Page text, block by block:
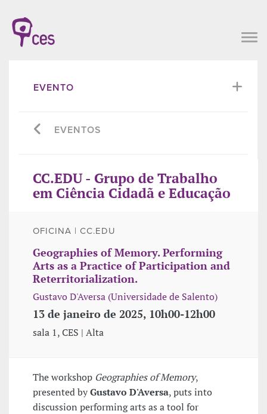
EVENTO
EVENTOS
CC.EDU - Grupo de Trabalho
em Ciência Cidadã e Educação
OFICINA | CC.EDU
Geographies of Memory. Performing
Arts as a Practice of Participation and
Reterritorialization.
Gustavo D'Aversa (Universidade de Salento)
13 de janeiro de 2025, 10h00-12h00
sala 1, CES | Alta
The workshop Geographies of Memory,
presented byGustavo D'Aversa, puts into
discussion performing arts as a tool for